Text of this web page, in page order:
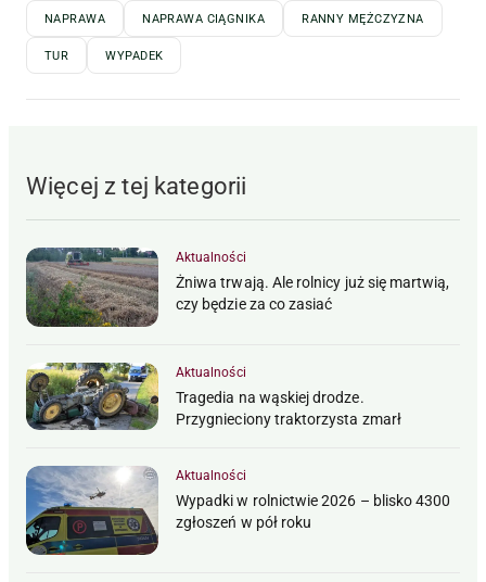
NAPRAWA NAPRAWA CIĄGNIKA RANNY MĘŻCZYZNA
TUR WYPADEK
Więcej z tej kategorii
Aktualności
Żniwa trwają. Ale rolnicy już się martwią,
czy będzie za co zasiać
Aktualności
Tragedia na wąskiej drodze.
Przygnieciony traktorzysta zmarł
Aktualności
Wypadki w rolnictwie 2026 – blisko 4300
zgłoszeń w pół roku